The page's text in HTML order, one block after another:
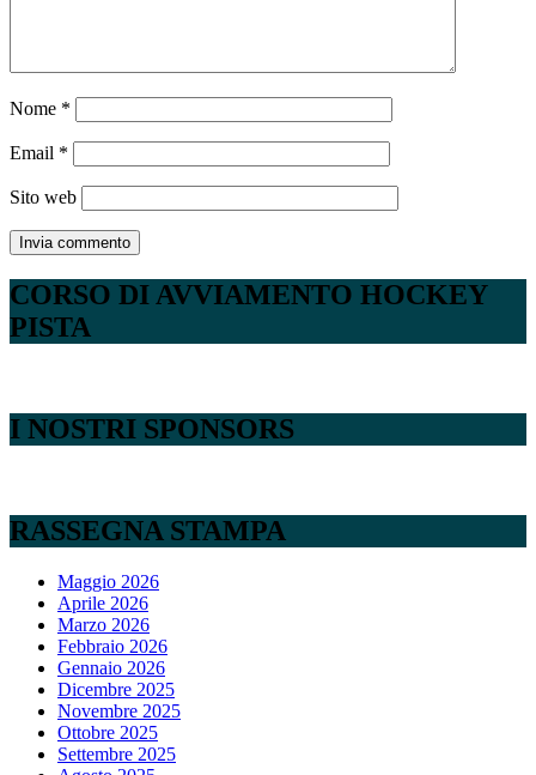
Nome *
Email *
Sito web
CORSO DI AVVIAMENTO HOCKEY
PISTA
I NOSTRI SPONSORS
RASSEGNA STAMPA
Maggio 2026
Aprile 2026
Marzo 2026
Febbraio 2026
Gennaio 2026
Dicembre 2025
Novembre 2025
Ottobre 2025
Settembre 2025